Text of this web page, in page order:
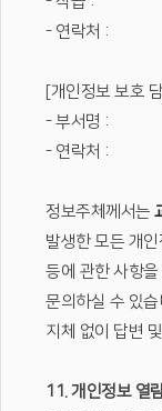
- 연락처 :
[개인정보 보호
- 부서명 :
- 연락처 :
정보주체께서는
발생한 모든 개
등에 관한 사항
문의하실 수 있습
지체 없이 답변
11. 개인정보 열